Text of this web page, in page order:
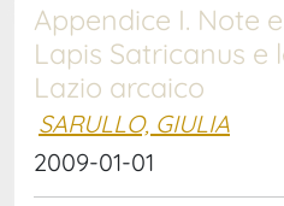
Appendice I. Note
Lapis Satricanus e
Lazio arcaico
SARULLO, GIULIA
2009-01-01